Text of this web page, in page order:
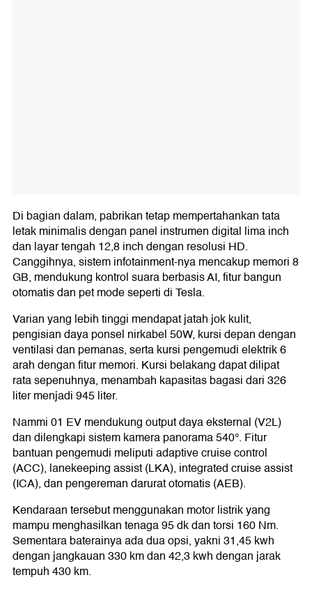
Di bagian dalam, pabrikan tetap mempertahankan tata
letak minimalis dengan panel instrumen digital lima inch
dan layar tengah 12,8 inch dengan resolusi HD.
Canggihnya, sistem infotainment-nya mencakup memori 8
GB, mendukung kontrol suara berbasis AI, fitur bangun
otomatis dan pet mode seperti di Tesla.
Varian yang lebih tinggi mendapat jatah jok kulit,
pengisian daya ponsel nirkabel 50W, kursi depan dengan
ventilasi dan pemanas, serta kursi pengemudi elektrik 6
arah dengan fitur memori. Kursi belakang dapat dilipat
rata sepenuhnya, menambah kapasitas bagasi dari 326
liter menjadi 945 liter.
Nammi 01 EV mendukung output daya eksternal (V2L)
dan dilengkapi sistem kamera panorama 540°. Fitur
bantuan pengemudi meliputi adaptive cruise control
(ACC), lanekeeping assist (LKA), integrated cruise assist
(ICA), dan pengereman darurat otomatis (AEB).
Kendaraan tersebut menggunakan motor listrik yang
mampu menghasilkan tenaga 95 dk dan torsi 160 Nm.
Sementara baterainya ada dua opsi, yakni 31,45 kwh
dengan jangkauan 330 km dan 42,3 kwh dengan jarak
tempuh 430 km.